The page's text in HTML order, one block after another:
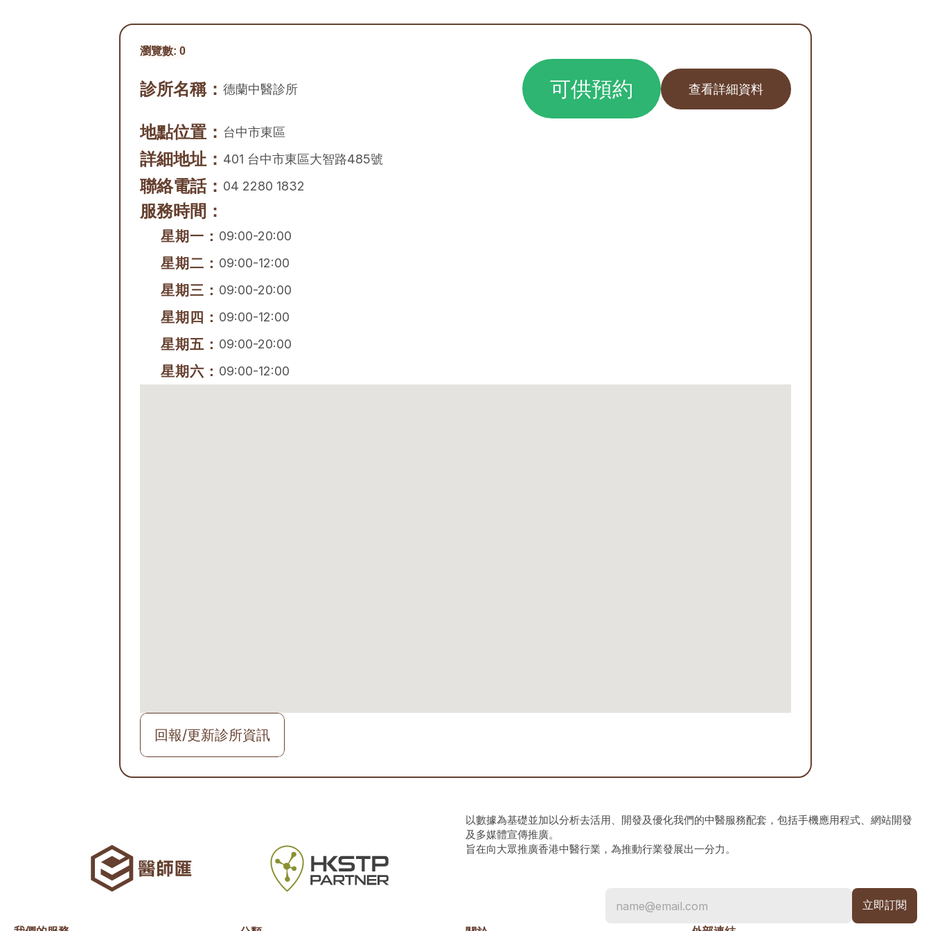
瀏覽數: 0
診所名稱： 德蘭中醫診所 可供預約 查看詳細資料
地點位置： 台中市東區
詳細地址： 401 台中市東區大智路485號
聯絡電話： 04 2280 1832
服務時間：
星期一： 09:00-20:00
星期二： 09:00-12:00
星期三： 09:00-20:00
星期四： 09:00-12:00
星期五： 09:00-20:00
星期六： 09:00-12:00
回報/更新診所資訊
以數據為基礎並加以分析去活用、開發及優化我們的中醫服務配套，包括手機應用程式、網站開發
及多媒體宣傳推廣。
旨在向大眾推廣香港中醫行業，為推動行業發展出一分力。